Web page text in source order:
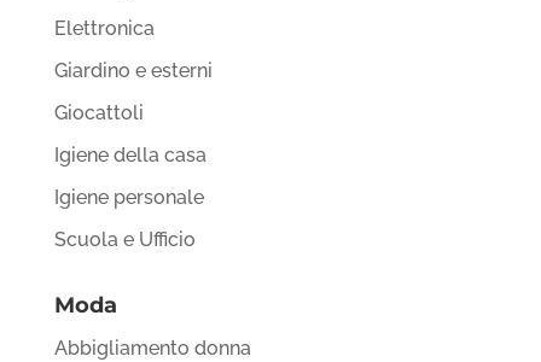
Elettronica
Giardino e esterni
Giocattoli
Igiene della casa
Igiene personale
Scuola e Ufficio
Moda
Abbigliamento donna